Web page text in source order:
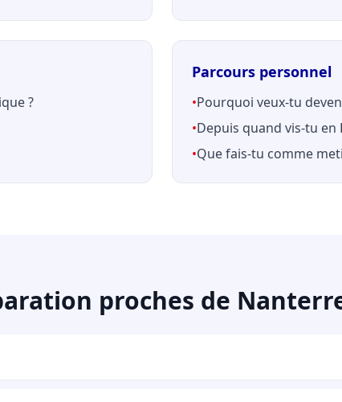
?
Parcours personnel
•Pourquoi veux-tu
•Depuis quand vis-tu en
•Que fais-tu comme
proches de